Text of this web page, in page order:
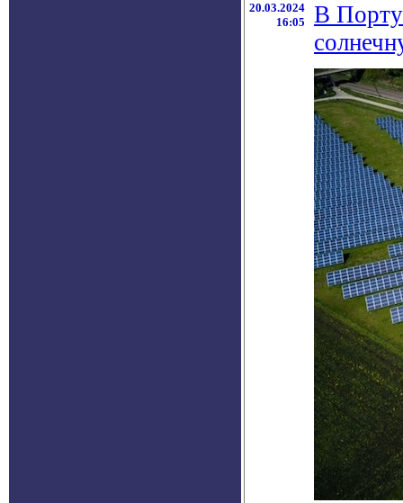
20.03.2024
16:05
В